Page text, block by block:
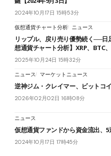
2024年10月17日 15時53分
仮想通貨チャート分析 ニュース
リップル、戻り売り優勢続く──
想通貨チャート分析】XRP、BTC
2025年10月24日 15時32分
ニュース マーケットニュース
逆神ジム・クレイマー、ビットコ
2026年02月02日 16時08分
ニュース
仮想通貨ファンドから資金流出、
2024年10月17日 17時45分